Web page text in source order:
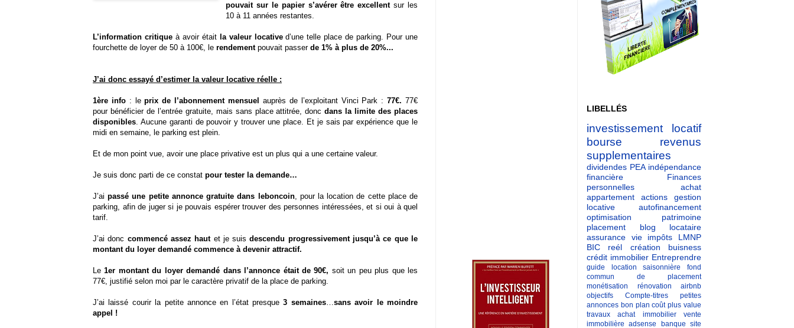
pouvait sur le papier s’avérer être excellentsur les
10 à 11 années restantes.
L’information critiqueà avoir était la valeur locatived’une telle place de parking. Pour une
fourchette de loyer de 50 à 100€, le rendementpouvait passer de 1% à plus de 20%...
J’ai donc essayé d’estimer la valeur locative réelle :
1ère info: leprix de l’abonnement mensuel auprès de l’exploitant Vinci Park :77€. 77€
pour bénéficier de l’entrée gratuite, mais sans place attitrée, doncdans la limite des places
disponibles. Aucune garanti de pouvoir y trouver une place. Et je sais par expérience que le
midi en semaine, le parking est plein.
Et de mon point vue, avoir une place privative est un plus qui a une certaine valeur.
Je suis donc parti de ce constat pour tester la demande…
J’aipassé une petite annonce gratuite dans leboncoin, pour la location de cette place de
parking, afin de juger si je pouvais espérer trouver des personnes intéressées, et si oui à quel
tarif.
J’ai donc commencé assez hautet je suisdescendu progressivement jusqu’à ce que le
montant du loyer demandé commence à devenir attractif.
Le1er montant du loyer demandé dans l’annonce était de 90€, soit un peu plus que les
77€, justifié selon moi par le caractère privatif de la place de parking.
J’ai laissé courir la petite annonce en l’état presque3 semaines…sans avoir le moindre
appel !
LIBELLÉS
investissement locatif
bourse
revenus
supplementaires
dividendes PEA indépendance
financière
Finances
personnelles
achat
appartement
actions
gestion
locative
autofinancement
optimisation patrimoine
placement
blog
locataire
assurance vie
impôts
LMNP
BIC reél
création buisness
crédit immobilier Entreprendre
guide location saisonnière
fond
commun de placement
monétisation
rénovation
airbnb
objectifs
Compte-titres
petites
annonces bon plan coût plus value
travaux
achat immobilier
vente
immobilière adsense banque site